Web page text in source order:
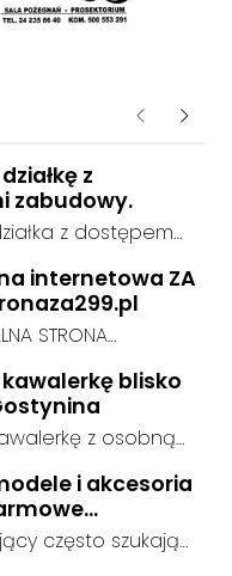
Poprzednie
z
zabudowy.
z dostępem
0,4ha , przy drodze
internetowa ZA
STRONA
stronę
nie chcesz
złotych?
stronę
zł! Tworzymy
strony
blisko
z osobną
do zamieszkania, 3
wykończenia -
negocjacji.
i akcesoria
dodaj swoje za
często szukają